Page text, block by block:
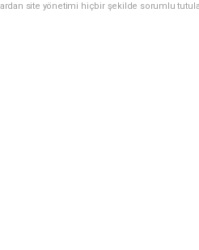
site yönetimi hiçbir şekilde sorumlu